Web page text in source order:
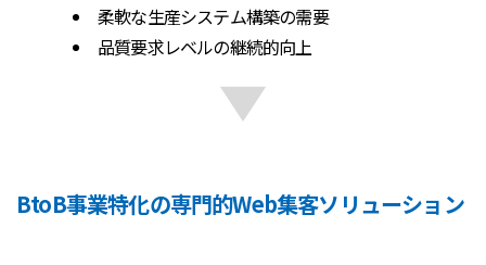
柔軟な生産システム構築の需要
品質要求レベルの継続的向上
BtoB事業特化の専門的Web集客ソリューション